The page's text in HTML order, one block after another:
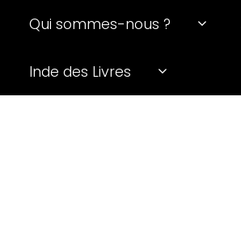
Qui sommes-nous ?
Inde des Livres